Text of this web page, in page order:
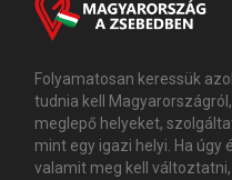
Folyamatosan keressük
tudnia kell
meglepő helyeket,
mint egy igazi helyi. Ha úgy
valamit meg kell